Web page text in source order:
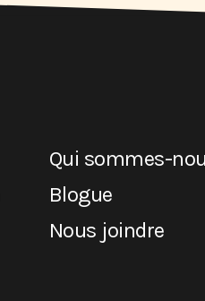
Qui sommes-
Blogue
Nous joindre